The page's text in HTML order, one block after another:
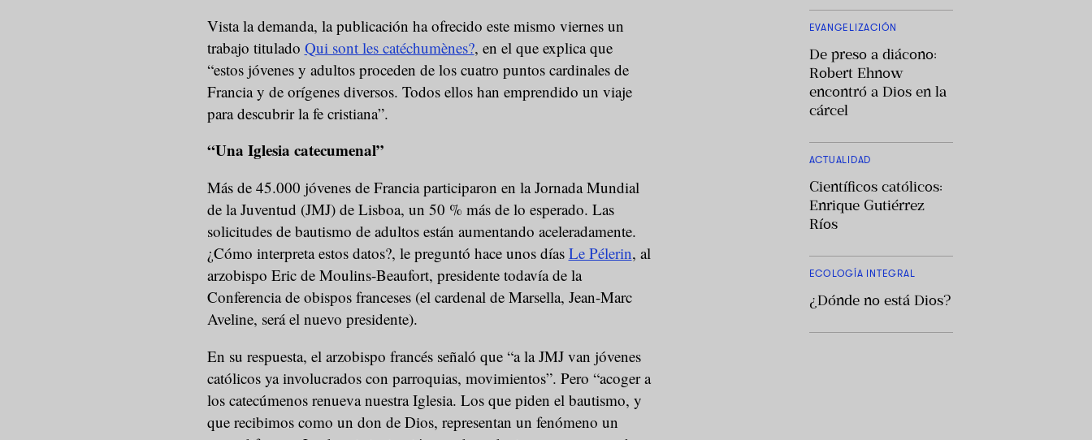
Vista la demanda, la publicación ha ofrecido este mismo viernes un
trabajo titulado Qui sont les catéchumènes?, en el que explica que
“estos jóvenes y adultos proceden de los cuatro puntos cardinales de
Francia y de orígenes diversos. Todos ellos han emprendido un viaje
para descubrir la fe cristiana”.
“Una Iglesia catecumenal”
Más de 45.000 jóvenes de Francia participaron en la Jornada Mundial
de la Juventud (JMJ) de Lisboa, un 50 % más de lo esperado. Las
solicitudes de bautismo de adultos están aumentando aceleradamente.
¿Cómo interpreta estos datos?, le preguntó hace unos días Le Pélerin, al
arzobispo Eric de Moulins-Beaufort, presidente todavía de la
Conferencia de obispos franceses (el cardenal de Marsella, Jean-Marc
Aveline, será el nuevo presidente).
En su respuesta, el arzobispo francés señaló que “a la JMJ van jóvenes
católicos ya involucrados con parroquias, movimientos”. Pero “acoger a
los catecúmenos renueva nuestra Iglesia. Los que piden el bautismo, y
que recibimos como un don de Dios, representan un fenómeno un
EVANGELIZACIÓN
De preso a diácono:
Robert Ehnow
encontró a Dios en la
cárcel
ACTUALIDAD
Científicos católicos:
Enrique Gutiérrez
Ríos
ECOLOGÍA INTEGRAL
¿Dónde no está Dios?